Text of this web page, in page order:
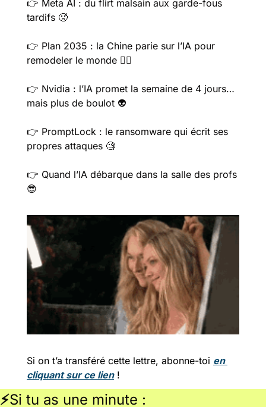
👉 Meta AI : du flirt malsain aux garde-fous
tardifs​​ ​ 🥵
👉 Plan 2035 : la Chine parie sur l’IA pour
remodeler le monde ​​​🤦‍♀️​​​​​
👉 Nvidia : l’IA promet la semaine de 4 jours…
mais plus de boulot 👽​​
👉 PromptLock : le ransomware qui écrit ses
propres attaques ​​ 🧐
👉
😎
Si on t’a transféré cette lettre, abonne-toi en
cliquant sur ce lien !
⚡Si tu as une minute :